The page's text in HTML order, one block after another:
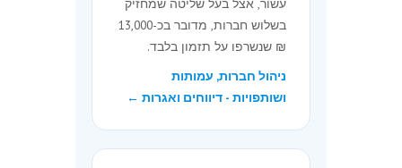
תחילתן של תקנות אלה ביום ו׳
בשבט התשס״א (1 בינואר 2001).
תוקף
עד יום י״ט בטבת התשפ״ד (31
בדצמבר 2023) (להלן בתקנת
עשור, אצל בעל שליטה שמחזיק
בשלוש חברות, מדובר בכ-13,000
₪ שנשרפו על תזמון בלבד.
ניהול חברות, עמותות
ושותפויות - דיווחים ואגרות ←